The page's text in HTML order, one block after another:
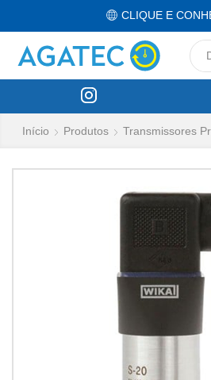
CLIQUE E
Início Produtos Transmissores